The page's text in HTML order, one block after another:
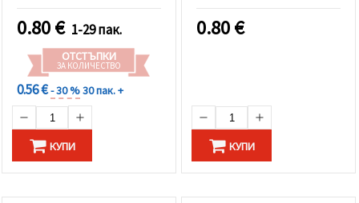
0.80€ 1-29 пак.
ОТСТЪПКИ
ЗА КОЛИЧЕСТВО
0.56 €- 30 %30 пак. +
КУПИ
0.80€
КУПИ